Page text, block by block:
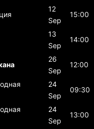
12
Sep
15:00
13
Sep
14:00
26
Sep
12:00
24
Sep
09:30
24
Sep
13:00